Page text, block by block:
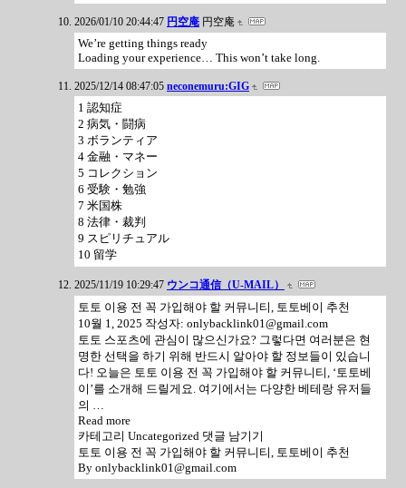
2026/01/10 20:44:47 円空庵 円空庵
We’re getting things ready
Loading your experience… This won’t take long.
2025/12/14 08:47:05 neconemuru:GIG
1 認知症
2 病気・闘病
3 ボランティア
4 金融・マネー
5 コレクション
6 受験・勉強
7 米国株
8 法律・裁判
9 スピリチュアル
10 留学
2025/11/19 10:29:47 ウンコ通信（U-MAIL）
토토 이용 전 꼭 가입해야 할 커뮤니티, 토토베이 추천
10월 1, 2025 작성자: onlybacklink01@gmail.com
토토 스포츠에 관심이 많으신가요? 그렇다면 여러분은 현
명한 선택을 하기 위해 반드시 알아야 할 정보들이 있습니
다! 오늘은 토토 이용 전 꼭 가입해야 할 커뮤니티, ‘토토베
이’를 소개해 드릴게요. 여기에서는 다양한 베테랑 유저들
의 …
Read more
카테고리 Uncategorized 댓글 남기기
토토 이용 전 꼭 가입해야 할 커뮤니티, 토토베이 추천
By onlybacklink01@gmail.com